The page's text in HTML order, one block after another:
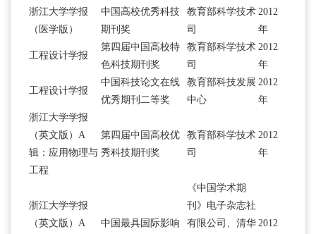
浙江大学学报
（医学版）
中国高校优秀科技
期刊奖
教育部科学技术
司
2012
年
工程设计学报
第四届中国高校特
色科技期刊奖
教育部科学技术
司
2012
年
工程设计学报
中国科技论文在线
优秀期刊二等奖
教育部科技发展
中心
2012
年
浙江大学学报
（英文版）A
辑：应用物理与
工程
第四届中国高校优
秀科技期刊奖
教育部科学技术
司
2012
年
浙江大学学报
（英文版）A
中国最具国际影响
《中国学术期
刊》电子杂志社
有限公司、清华 2012